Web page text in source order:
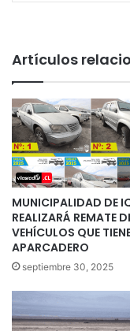
Artículos
MUNICIPALIDAD DE
REALIZARÁ REMATE
VEHÍCULOS QUE
APARCADERO
septiembre 30, 2025